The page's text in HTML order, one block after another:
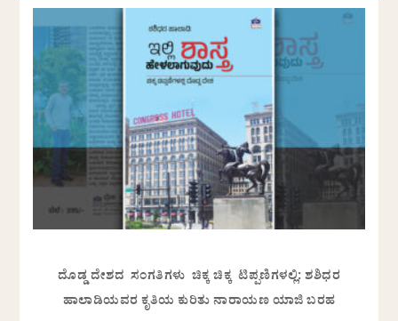
ದೊಡ್ಡ ದೇಶದ ಸಂಗತಿಗಳು ಚಿಕ್ಕ ಚಿಕ್ಕ ಟಿಪ್ಪಣಿಗಳಲ್ಲಿ: ಶಶಿಧರ
ಹಾಲಾಡಿಯವರ ಕೃತಿಯ ಕುರಿತು ನಾರಾಯಣ ಯಾಜಿ ಬರಹ